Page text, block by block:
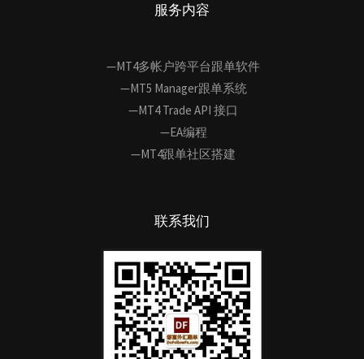
服务内容
—MT4多帐户跨平台跟单软件
—MT5 Manager跟单系统
—MT4 Trade API 接口
—EA编程
—MT4跟单社区搭建
联系我们